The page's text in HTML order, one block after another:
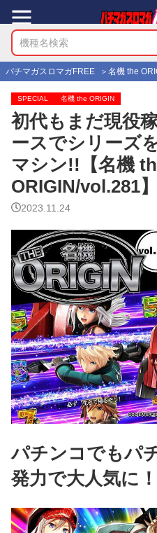
パチマガスロマガFREE 名機 the
SPECIAL 名機 the ORIGIN
初代もまだ現役
ースでシリーズ
マシン!!【名機
ORIGIN/vol.281】
2023.11.24
パチンコでもパ
発力で大人気に！